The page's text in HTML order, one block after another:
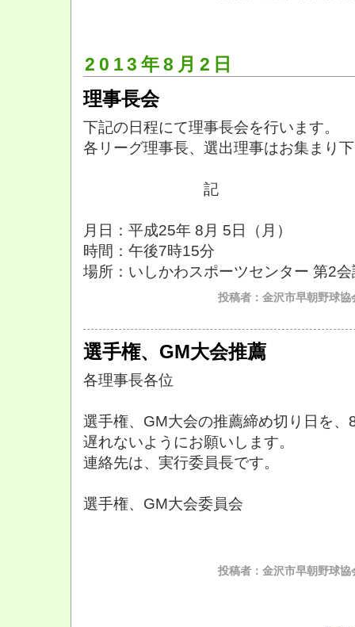
2013年8月2日
理事長会
下記の日程にて理事長会を行います。
各リーグ理事長、選出理事はお集まり
記
月日：平成25年 8月 5日（月）
時間：午後7時15分
場所：いしかわスポーツセンター 第2
投稿者：金沢市早朝野球
選手権、GM大会推薦
各理事長各位
選手権、GM大会の推薦締め切り日を、
遅れないようにお願いします。
連絡先は、実行委員長です。
選手権、GM大会委員会
投稿者：金沢市早朝野球